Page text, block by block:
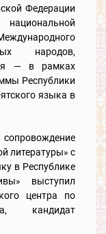
Федерации
народов,
— в рамках
Республики
языка в
литературы» с
в Республике
выступил
центра по
кандидат